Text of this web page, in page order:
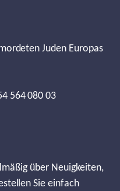
Juden Europas
564 080 03
über Neuigkeiten,
Sie einfach